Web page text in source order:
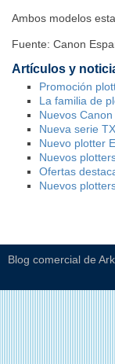
Ambos modelos
Fuente: Canon
Artículos y
Promoción
La familia de
Nuevos
Nueva serie
Nuevo plotter
Nuevos
Ofertas
Nuevos
Blog comercial de